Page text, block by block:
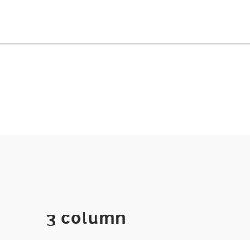
3 column